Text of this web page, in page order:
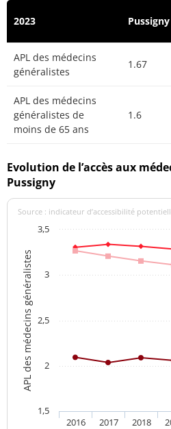
2023 Pussigny
APL des médecins
généralistes
1.67
APL des médecins
généralistes de
moins de 65 ans
1.6
Evolution de l’accès aux
Pussigny
APL des médecins généralistes
Source : indicateur d’accessibilité
2016 2017 2018
1,5
2
2,5
3
3,5